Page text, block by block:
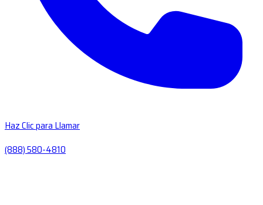
Haz Clic para Llamar
(888) 580-4810